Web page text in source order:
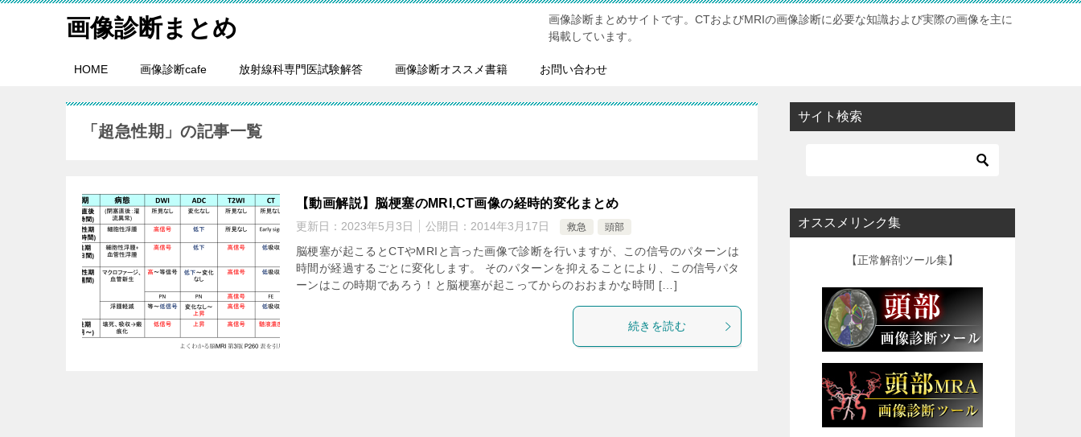
画像診断まとめ
画像診断まとめサイトです。CTおよびMRIの画像診断に必要な知識および実際の画像を主に
掲載しています。
HOME 画像診断cafe 放射線科専門医試験解答 画像診断オススメ書籍 お問い合わせ
「超急性期」の記事一覧
【動画解説】脳梗塞のMRI,CT画像の経時的変化まとめ
更新日： 2023年5月3日 公開日： 2014年3月17日 救急 頭部
脳梗塞が起こるとCTやMRIと言った画像で診断を行いますが、この信号のパターンは
時間が経過するごとに変化します。 そのパターンを抑えることにより、この信号パタ
ーンはこの時期であろう！と脳梗塞が起こってからのおおまかな時間 […]
続きを読む
サイト検索
オススメリンク集
【正常解剖ツール集】